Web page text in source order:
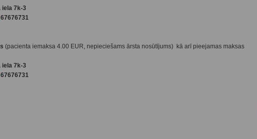
iela 7k-3
67676731
(pacienta iemaksa 4.00 EUR, nepieciešams ārsta nosūtījums) kā arī pieejamas maksas
iela 7k-3
67676731